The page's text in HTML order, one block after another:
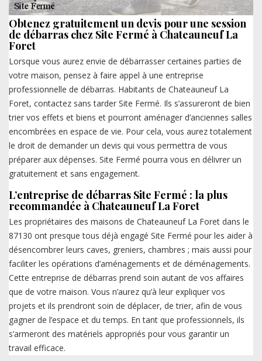
Obtenez gratuitement un devis pour une session
de débarras chez Site Fermé à Chateauneuf La
Foret
Lorsque vous aurez envie de débarrasser certaines parties de
votre maison, pensez à faire appel à une entreprise
professionnelle de débarras. Habitants de Chateauneuf La
Foret, contactez sans tarder Site Fermé. Ils s’assureront de bien
trier vos effets et biens et pourront aménager d’anciennes salles
encombrées en espace de vie. Pour cela, vous aurez totalement
le droit de demander un devis qui vous permettra de vous
préparer aux dépenses. Site Fermé pourra vous en délivrer un
gratuitement et sans engagement.
L’entreprise de débarras Site Fermé : la plus
recommandée à Chateauneuf La Foret
Les propriétaires des maisons de Chateauneuf La Foret dans le
87130 ont presque tous déjà engagé Site Fermé pour les aider à
désencombrer leurs caves, greniers, chambres ; mais aussi pour
faciliter les opérations d’aménagements et de déménagements.
Cette entreprise de débarras prend soin autant de vos affaires
que de votre maison. Vous n’aurez qu’à leur expliquer vos
projets et ils prendront soin de déplacer, de trier, afin de vous
gagner de l’espace et du temps. En tant que professionnels, ils
s’armeront des matériels appropriés pour vous garantir un
travail efficace.